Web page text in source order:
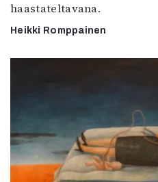
haastateltavana.
Heikki Romppainen